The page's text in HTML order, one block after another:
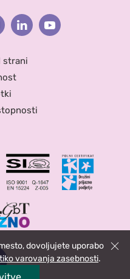
LinkedinYoutube
strani
dovoljujete uporabo
varovanja zasebnosti.
Zapri